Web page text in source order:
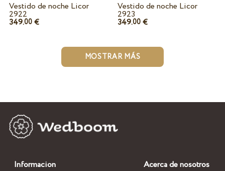
Vestido de noche Licor
2922
349.00€
Vestido de noche Licor
2923
349.00 €
MOSTRAR MÁS
Informacion
Acerca de nosotros